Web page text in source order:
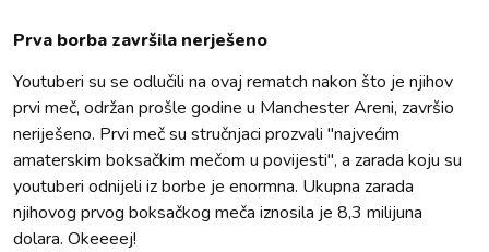
Prva borba završila nerješeno
Youtuberi su se odlučili na ovaj rematch nakon što je njihov
prvi meč, održan prošle godine u Manchester Areni, završio
neriješeno. Prvi meč su stručnjaci prozvali "najvećim
amaterskim boksačkim mečom u povijesti", a zarada koju su
youtuberi odnijeli iz borbe je enormna. Ukupna zarada
njihovog prvog boksačkog meča iznosila je 8,3 milijuna
dolara. Okeeeej!